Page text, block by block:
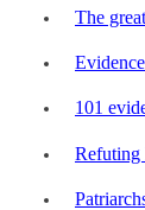
The
101
Refuting